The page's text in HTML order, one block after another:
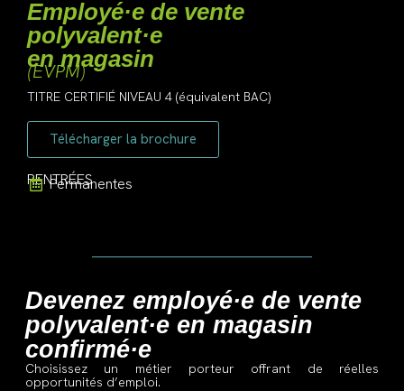
Employé·e de vente
polyvalent·e
en magasin
(EVPM)
TITRE CERTIFIÉ NIVEAU 4 (équivalent BAC)
Télécharger la brochure
RENTRÉES
Permanentes
Devenez employé·e de vente
polyvalent·e en magasin
confirmé·e
Choisissez un métier porteur offrant de réelles
opportunités d’emploi.